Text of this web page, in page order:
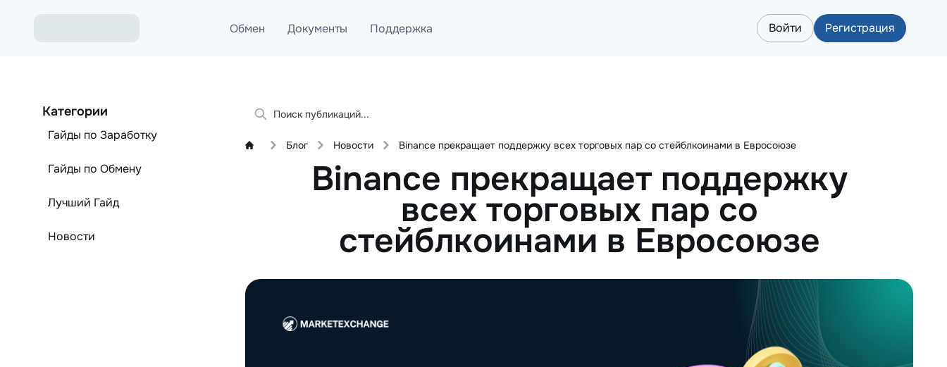
Обмен
Обмен XMR на USDT
Обмен BTC на USDT
Документы
AML
API
Поддержка
Онлайн помощь
Войти Регистрация
Категории
Гайды по Заработку
Гайды по Обмену
Лучший Гайд
Новости
Блог Новости Binance прекращает поддержку всех торговых пар со стейблкоинами в Евросоюзе
Binance прекращает поддержку
всех торговых пар со
стейблкоинами в Евросоюзе